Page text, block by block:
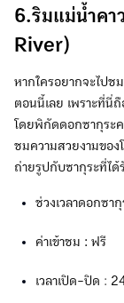
6.ริมแม่น้ำคา
River)
หากใครอยากจะไปช
ตอนนี้เลย เพราะที่นี่
โดยพิกัดดอกซากุระ
ชมความสวยงามขอ
ถ่ายรูปกับซากุระที่ไ
ช่วงเวลาดอกซ
ค่าเข้าชม : ฟรี
เวลาเปิด-ปิด :